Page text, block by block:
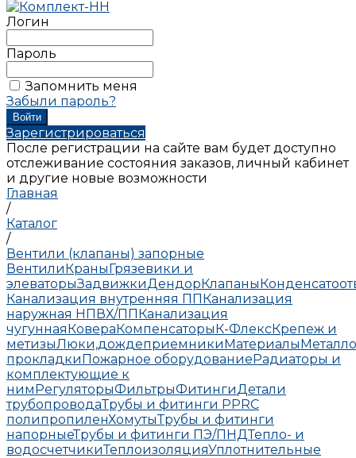
Логин
Пароль
Запомнить меня
Забыли пароль?
Зарегистрироваться
После регистрации на сайте вам будет доступно
отслеживание состояния заказов, личный кабинет
и другие новые возможности
Главная
/
Каталог
/
Вентили (клапаны) запорные
ВентилиКраныГрязевики и
элеваторыЗадвижкиДендорКлапаны
Канализация внутренняя ППКанализация
наружная НПВХ/ППКанализация
чугуннаяКовераКомпенсаторыК-ФлексКрепеж и
метизыЛюки,дождеприемникиМатериалы
прокладкиПожарное оборудованиеРадиаторы и
комплектующие к
нимРегуляторыФильтрыФитингиДетали
трубопроводаТрубы и фитинги PPRC
полипропиленХомутыТрубы и фитинги
напорныеТрубы и фитинги ПЭ/ПНДТепло- и
водосчетчикиТеплоизоляцияУплотнительные